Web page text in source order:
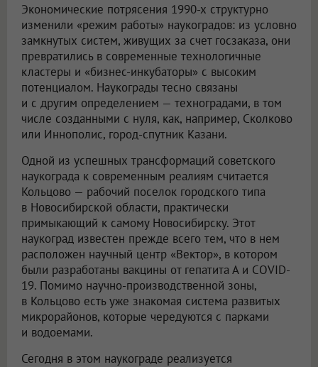
Экономические потрясения 1990-х структурно
изменили «режим работы» наукоградов: из условно
замкнутых систем, живущих за счет госзаказа, они
превратились в современные технологичные
кластеры и «бизнес-инкубаторы» с высоким
потенциалом. Наукограды тесно связаны
и с другим определением — техноградами, в том
числе созданными с нуля, как, например, Сколково
или Иннополис, город-спутник Казани.
Одной из успешных трансформаций советского
наукограда к современным реалиям считается
Кольцово — рабочий поселок городского типа
в Новосибирской области, практически
примыкающий к самому Новосибирску. Этот
наукоград известен прежде всего тем, что в нем
расположен научный центр «Вектор», в котором
были разработаны вакцины от гепатита А и COVID-
19. Помимо научно-производственной зоны,
в Кольцово есть уже знакомая система развитых
микрорайонов, которые чередуются с парками
и водоемами.
Сегодня в этом наукограде реализуется